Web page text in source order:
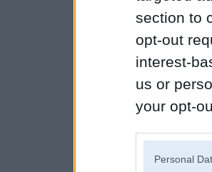
section to
opt-out
interest-
us or
your opt-
Personal